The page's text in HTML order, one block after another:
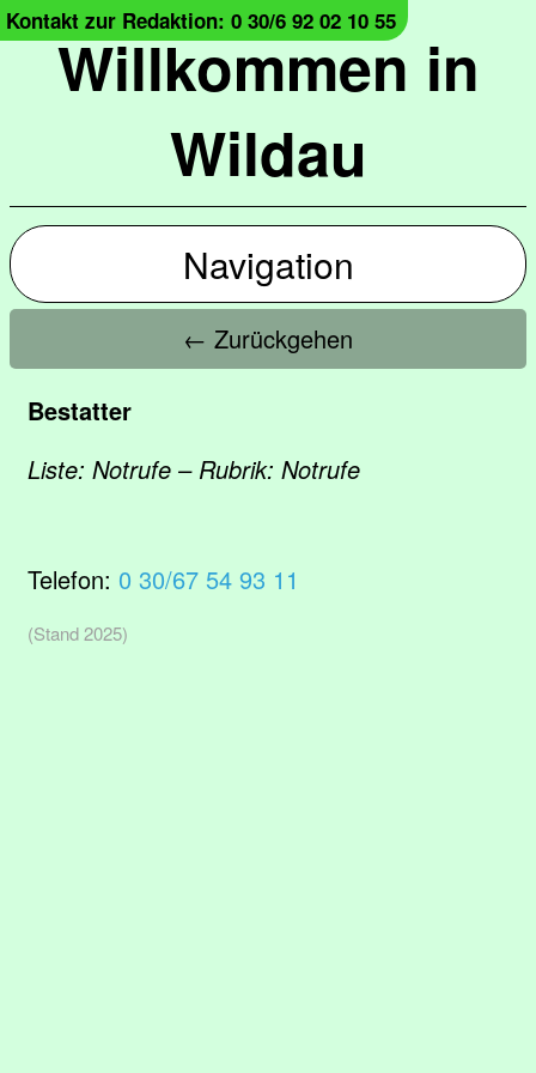
Willkommen in
Wildau
Kontakt zur Redaktion: 0 30/6 92 02 10 55
Navigation
← Zurückgehen
Bestatter
Liste: Notrufe – Rubrik: Notrufe
Telefon: 0 30/67 54 93 11
(Stand 2025)